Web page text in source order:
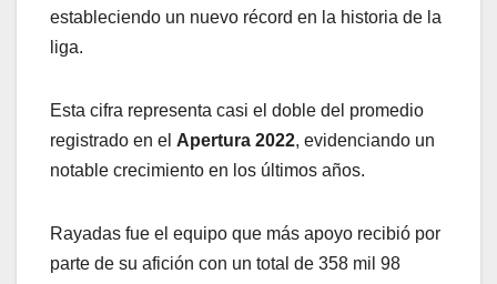
estableciendo un nuevo récord en la historia de la
liga.
Esta cifra representa casi el doble del promedio
registrado en el Apertura 2022, evidenciando un
notable crecimiento en los últimos años.
Rayadas fue el equipo que más apoyo recibió por
parte de su afición con un total de 358 mil 98